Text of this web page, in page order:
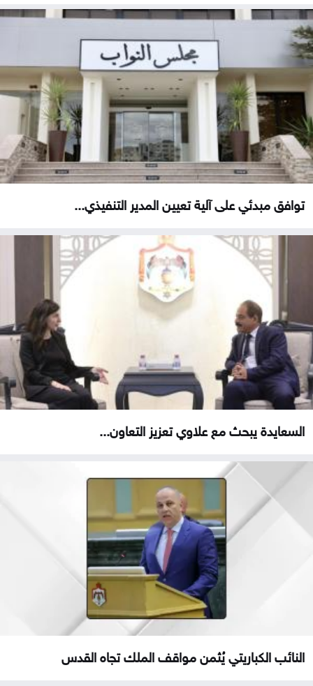
توافق مبدئي على آلية تعيين المدير التنفيذي...
السعايدة يبحث مع علاوي تعزيز التعاون...
النائب الكباريتي يُثمن مواقف الملك تجاه القدس